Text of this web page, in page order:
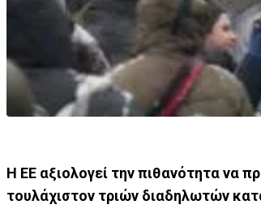
Η ΕΕ αξιολογεί την πιθανότητα να
τουλάχιστον τριών διαδηλωτών